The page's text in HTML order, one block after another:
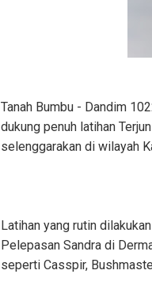
Tanah Bumbu - Dandim
dukung penuh latihan
selenggarakan di wilayah
Latihan yang rutin
Pelepasan Sandra di
seperti Casspir,